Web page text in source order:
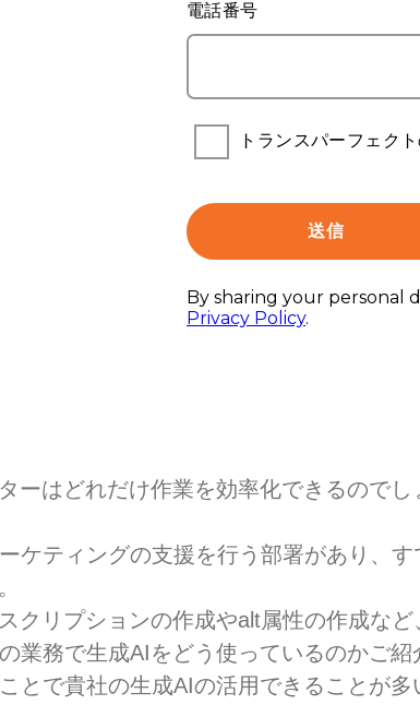
ーはどれだけ作業を効率化できるのでし
ケティングの支援を行う部署があり、す
クリプションの作成やalt属性の作成など
業務で生成AIをどう使っているのかご紹
とで貴社の生成AIの活用できることが多